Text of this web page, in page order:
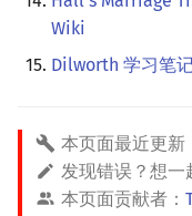
Wiki
Dilworth 学习笔
本页面最近更新
发现错误？想一
本页面贡献者：